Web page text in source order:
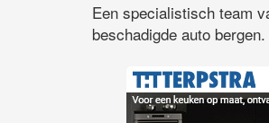
Een specialistisch team
beschadigde auto bergen.